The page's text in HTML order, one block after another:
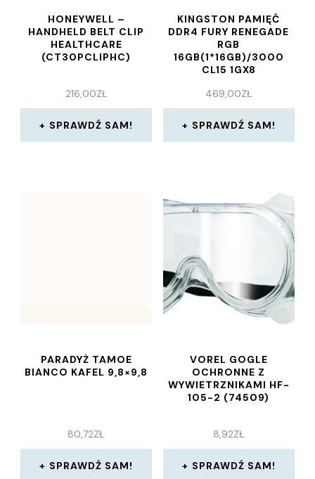
HONEYWELL –
HANDHELD BELT CLIP
HEALTHCARE
(CT30PCLIPHC)
216,00ZŁ
SPRAWDŹ SAM!
KINGSTON PAMIĘĆ
DDR4 FURY RENEGADE
RGB
16GB(1*16GB)/3000
CL15 1GX8
469,00ZŁ
SPRAWDŹ SAM!
PARADYŻ TAMOE
BIANCO KAFEL 9,8×9,8
80,72ZŁ
SPRAWDŹ SAM!
VOREL GOGLE
OCHRONNE Z
WYWIETRZNIKAMI HF-
105-2 (74509)
8,92ZŁ
SPRAWDŹ SAM!